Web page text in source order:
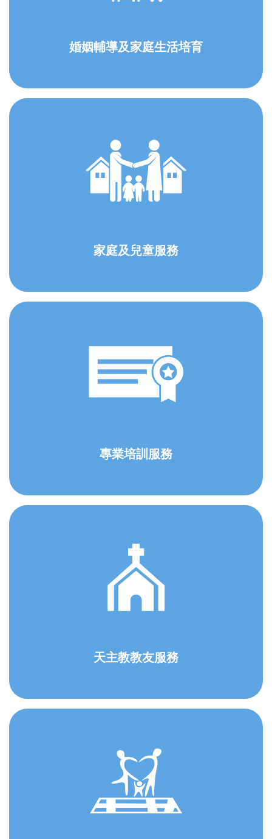
婚姻輔導及家庭生活培育
家庭及兒童服務
專業培訓服務
天主教教友服務